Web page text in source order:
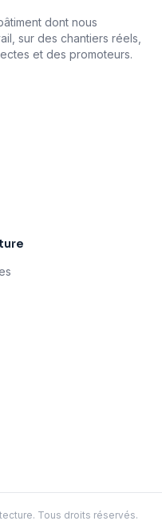
dont nous
sur des chantiers réels,
et des promoteurs.
Tous droits réservés.